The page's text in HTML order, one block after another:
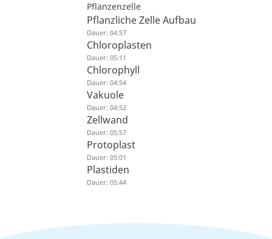
Pflanzenzelle
Pflanzliche Zelle Aufbau
Dauer: 04:57
Chloroplasten
Dauer: 05:11
Chlorophyll
Dauer: 04:54
Vakuole
Dauer: 04:52
Zellwand
Dauer: 05:57
Protoplast
Dauer: 05:01
Plastiden
Dauer: 05:44